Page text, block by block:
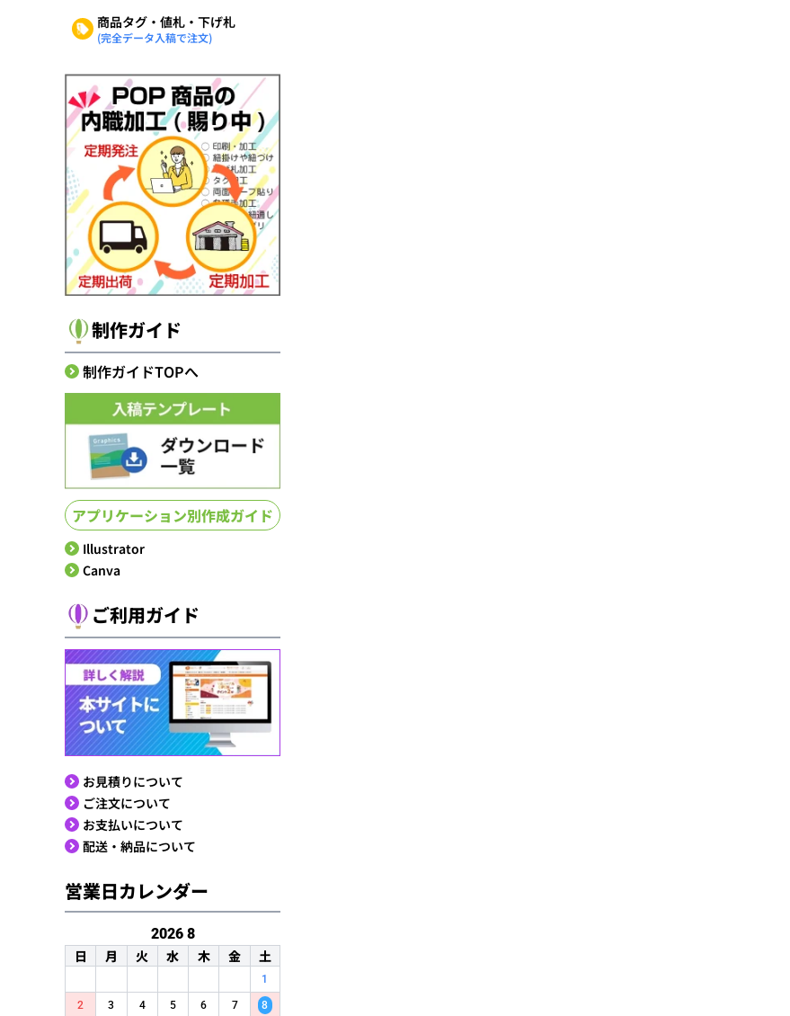
商品タグ・値札・下げ札
(完全データ入稿で注文)
制作ガイド
制作ガイドTOPへ
アプリケーション別作成ガイド
Illustrator
Canva
ご利用ガイド
お見積りについて
ご注文について
お支払いについて
配送・納品について
営業日カレンダー
2026 8
日 月 火 水 木 金 土
1
2 3 4 5 6 7 8